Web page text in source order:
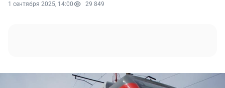
1 сентября 2025, 14:00 29 849